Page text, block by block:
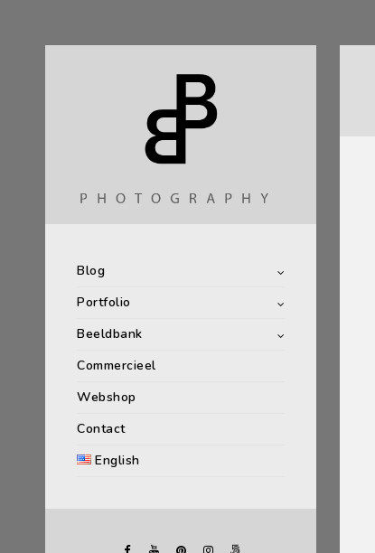
Blog
Portfolio
Beeldbank
Commercieel
Webshop
Contact
English